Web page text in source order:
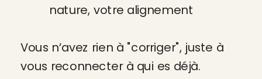
nature, votre alignement
Vous n’avez rien à "corriger", juste à
vous reconnecter à qui es déjà.